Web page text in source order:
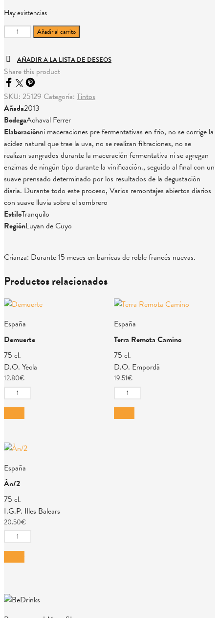
Hay existencias
Achaval
Finca
Bellavista
cantidad
Añadir al carrito
AÑADIR A LA LISTA DE DESEOS
Share this product
SKU: 25129 Categoría: Tintos
Añada2013
BodegaAchaval Ferrer
Elaboraciónni maceraciones pre fermentativas en frío, no se corrige la
acidez natural que trae la uva, no se realizan filtraciones, no se
realizan sangrados durante la maceración fermentativa ni se agregan
enzimas de ningún tipo durante la vinificación., seguido al final con un
suave prensado determinado por los resultados de la degustación
diaria. Durante todo este proceso, Varios remontajes abiertos diarios
con suave lluvia sobre el sombrero
EstiloTranquilo
RegiónLuyan de Cuyo
Crianza: Durante 15 meses en barricas de roble francés nuevas.
Productos relacionados
España
Demuerte
75 cl.
D.O. Yecla
12.80€
Demuerte
España
Terra Remota Camino
75 cl.
D.O. Empordà
19.51€
Terra
España
Àn/2
75 cl.
I.G.P. Illes Balears
20.50€
Àn/2